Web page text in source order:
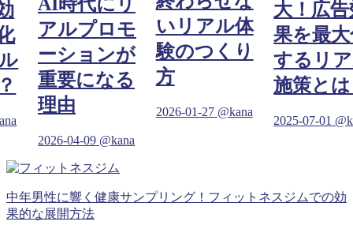
アルプロモ
ーションが
重要になる
理由
2026-04-09 @kana
いリアル体
験のつくり
方
2026-01-27 @kana
大！広
果を最
するリ
施策と
2025-07-01
中年男性に響く健康サンプリング！フィットネスジムでの効
果的な展開方法